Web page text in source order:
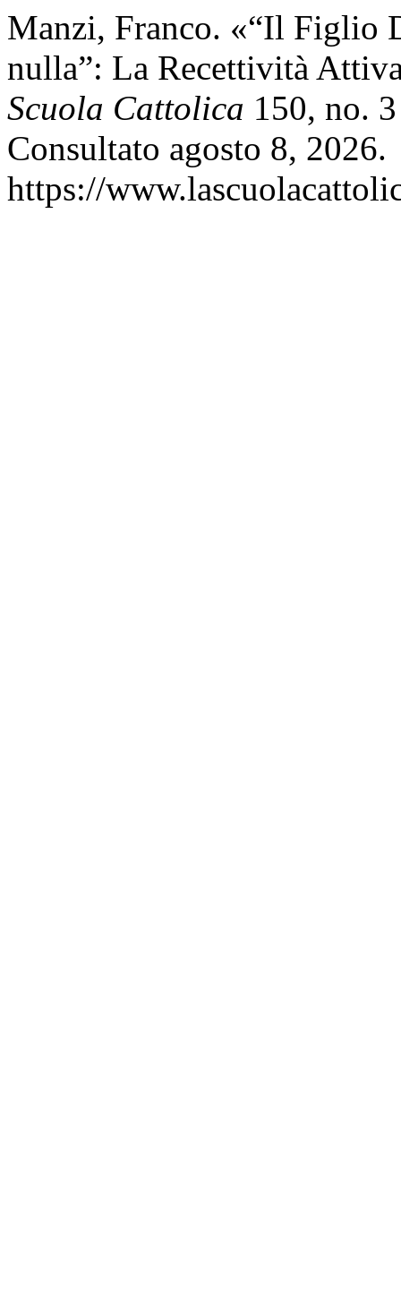
Manzi, Franco. «“Il Figlio
nulla”: La Recettività
Scuola Cattolica 150, no.
Consultato agosto 8, 2026.
https://